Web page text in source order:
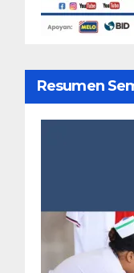
Resumen